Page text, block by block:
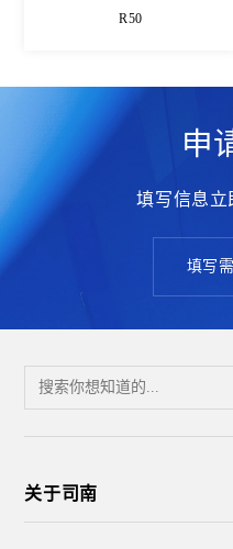
地理
了
R50
申
填写信息立
填写
关于司南